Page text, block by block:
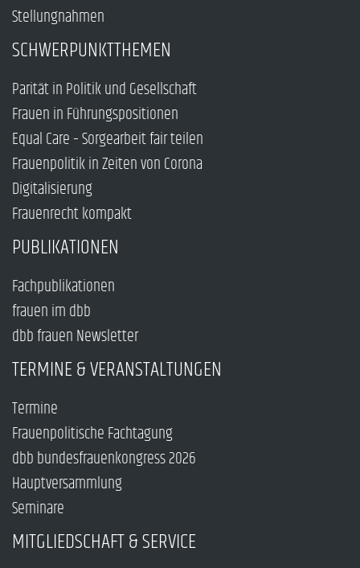
Stellungnahmen
SCHWERPUNKTTHEMEN
Parität in Politik und Gesellschaft
Frauen in Führungspositionen
Equal Care – Sorgearbeit fair teilen
Frauenpolitik in Zeiten von Corona
Digitalisierung
Frauenrecht kompakt
PUBLIKATIONEN
Fachpublikationen
frauen im dbb
dbb frauen Newsletter
TERMINE & VERANSTALTUNGEN
Termine
Frauenpolitische Fachtagung
dbb bundesfrauenkongress 2026
Hauptversammlung
Seminare
MITGLIEDSCHAFT & SERVICE